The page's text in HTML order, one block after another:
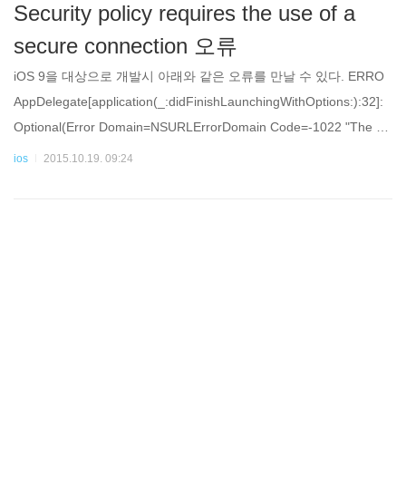
Security policy requires the use of a
secure connection 오류
iOS 9을 대상으로 개발시 아래와 같은 오류를 만날 수 있다. ERRO
AppDelegate[application(_:didFinishLaunchingWithOptions:):32]:
Optional(Error Domain=NSURLErrorDomain Code=-1022 "The re
source could not be loaded because the App Transport Security p
ios 2015.10.19. 09:24